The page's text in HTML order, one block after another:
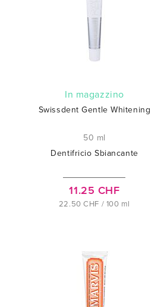
In magazzino
Swissdent Gentle Whitening
50 ml
Dentifricio Sbiancante
11.25 CHF
22.50 CHF / 100 ml